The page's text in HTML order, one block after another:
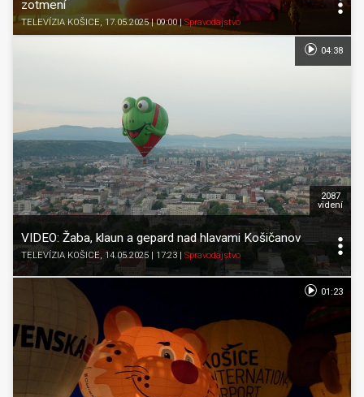
zotmení
TELEVÍZIA KOŠICE, 17.05.2025 | 09:00|Spravodajstvo
VIDEO: Žaba, klaun a gepard nad hlavami Košičanov
TELEVÍZIA KOŠICE, 14.05.2025 | 17:23 Spravodajstvo
2087
videní
04:38
01:23